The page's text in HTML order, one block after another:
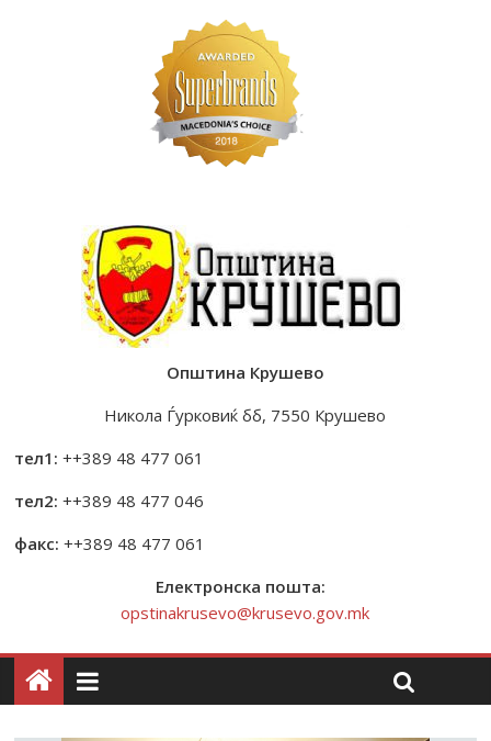
Општина Крушево
Никола Ѓурковиќ бб, 7550 Крушево
тел1: ++389 48 477 061
тел2: ++389 48 477 046
факс: ++389 48 477 061
Електронска пошта:
opstinakrusevo@krusevo.gov.mk